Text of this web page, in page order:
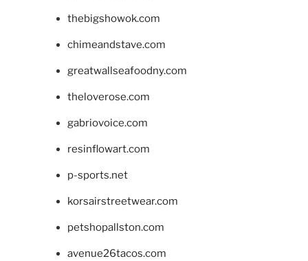
thebigshowok.com
chimeandstave.com
greatwallseafoodny.com
theloverose.com
gabriovoice.com
resinflowart.com
p-sports.net
korsairstreetwear.com
petshopallston.com
avenue26tacos.com